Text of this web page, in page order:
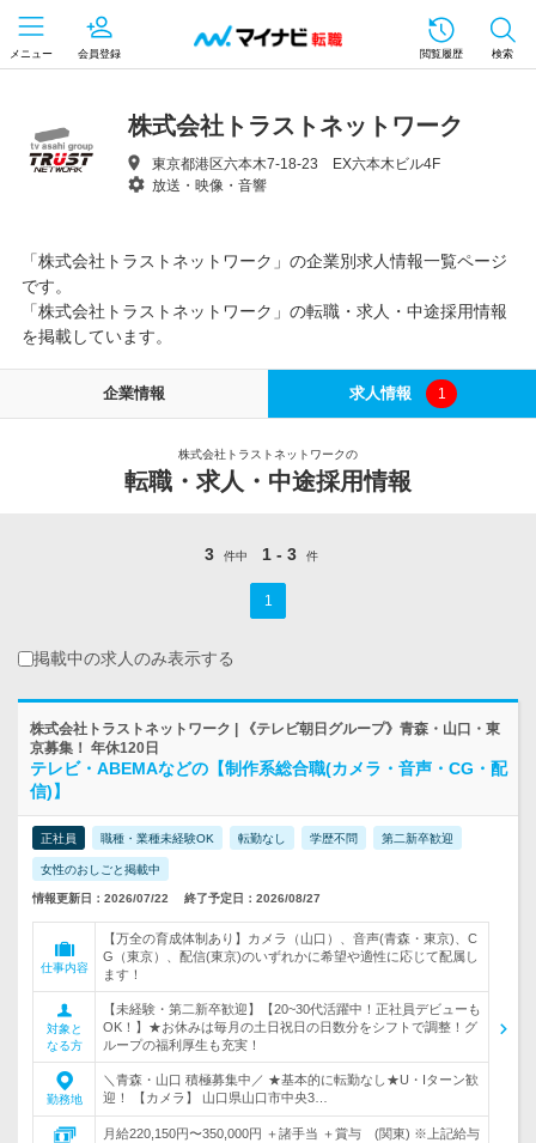
メニュー 会員登録 閲覧履歴 検索
株式会社トラストネットワーク
東京都港区六本木7-18-23 EX六本木ビル4F
放送・映像・音響
「株式会社トラストネットワーク」の企業別求人情報一覧ページ
です。
「株式会社トラストネットワーク」の転職・求人・中途採用情報
を掲載しています。
企業情報 求人情報 1
株式会社トラストネットワークの
転職・求人・中途採用情報
3 件中 1 - 3 件
1
掲載中の求人のみ表示する
株式会社トラストネットワーク | 《テレビ朝日グループ》青森・山口・東
京募集！ 年休120日
テレビ・ABEMAなどの【制作系総合職(カメラ・音声・CG・配
信)】
正社員 職種・業種未経験OK 転勤なし 学歴不問 第二新卒歓迎
女性のおしごと掲載中
情報更新日：2026/07/22 終了予定日：2026/08/27
仕事内容
【万全の育成体制あり】カメラ（山口）、音声(青森・東京)、C
G（東京）、配信(東京)のいずれかに希望や適性に応じて配属し
ます！
対象と
なる方
【未経験・第二新卒歓迎】【20~30代活躍中！正社員デビューも
OK！】★お休みは毎月の土日祝日の日数分をシフトで調整！グ
ループの福利厚生も充実！
勤務地
＼青森・山口 積極募集中／ ★基本的に転勤なし★U・Iターン歓
迎！ 【カメラ】 山口県山口市中央3…
月給220,150円〜350,000円 ＋諸手当 ＋賞与 (関東) ※上記給与